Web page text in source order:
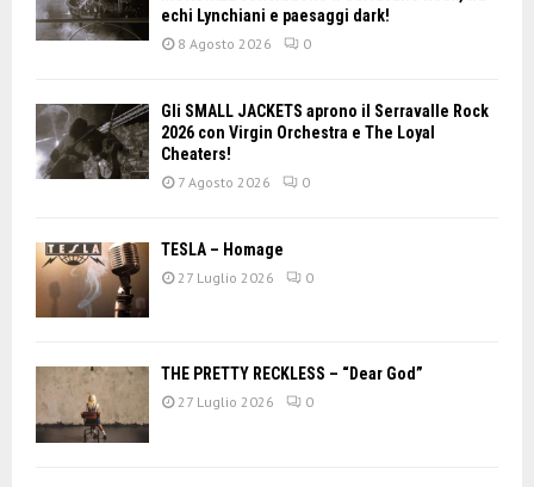
echi Lynchiani e paesaggi dark!
8 Agosto 2026 0
Gli SMALL JACKETS aprono il Serravalle Rock
2026 con Virgin Orchestra e The Loyal
Cheaters!
7 Agosto 2026 0
TESLA – Homage
27 Luglio 2026 0
THE PRETTY RECKLESS – “Dear God”
27 Luglio 2026 0